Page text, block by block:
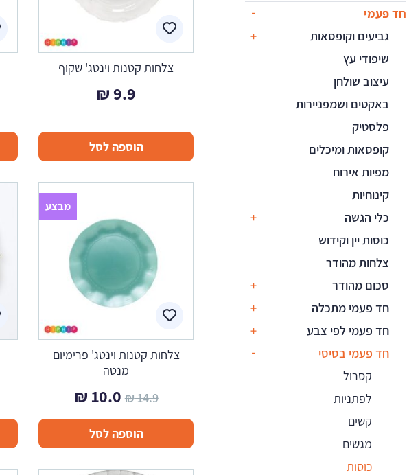
חד פעמי
גביעים וקופסאות
שיפודי עץ
עיצוב שולחן
באקטים ושמפניירות
פלסטיק
קופסאות ומיכלים
מפיות אירוח
קינוחיות
כלי הגשה
כוסות יין וקידוש
צלחות מהודר
סכום מהודר
חד פעמי מתכלה
חד פעמי לפי צבע
חד פעמי בסיסי
קסרול
לפתניות
קשים
מגשים
כוסות
צלחות קטנות וינטג' שקוף
9.9
₪
הוספה לסל
מבצע
צלחות קטנות וינטג' פרימיום
מנטה
14.9
₪ המחיר
המקורי
היה:
10.0
₪
הנוכחי
הוספה לסל